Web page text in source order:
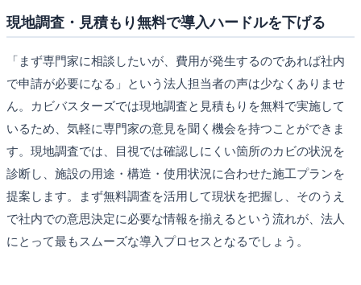
現地調査・見積もり無料で導入ハードルを下げる
「まず専門家に相談したいが、費用が発生するのであれば社内
で申請が必要になる」という法人担当者の声は少なくありませ
ん。カビバスターズでは現地調査と見積もりを無料で実施して
いるため、気軽に専門家の意見を聞く機会を持つことができま
す。現地調査では、目視では確認しにくい箇所のカビの状況を
診断し、施設の用途・構造・使用状況に合わせた施工プランを
提案します。まず無料調査を活用して現状を把握し、そのうえ
で社内での意思決定に必要な情報を揃えるという流れが、法人
にとって最もスムーズな導入プロセスとなるでしょう。